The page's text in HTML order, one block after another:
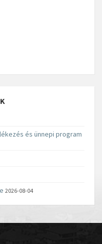
és ünnepi program
2026-08-04